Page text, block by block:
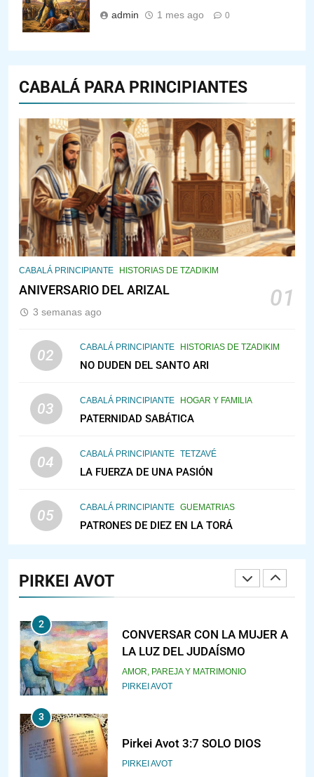
CABALÁ PARA PRINCIPIANTES
CABALÁ PRINCIPIANTE HISTORIAS DE TZADIKIM
ANIVERSARIO DEL ARIZAL 01
3 semanas ago
02 CABALÁ PRINCIPIANTE HISTORIAS DE TZADIKIM
NO DUDEN DEL SANTO ARI
03 CABALÁ PRINCIPIANTE HOGAR Y FAMILIA
PATERNIDAD SABÁTICA
04 CABALÁ PRINCIPIANTE TETZAVÉ
LA FUERZA DE UNA PASIÓN
05 CABALÁ PRINCIPIANTE GUEMATRIAS
PATRONES DE DIEZ EN LA TORÁ
PIRKEI AVOT
144
¿QUIÉN ES SABIO? EL QUE VE
LO QUE VA A NACER
PENSAMIENTO JUDÍO PIRKEI AVOT
145
CABALÁ Y JASIDUT: EL
CONSEJO DE LOS PADRES
146
VEAMOS ¿POR QUÉ
IEHOSHÚA? Y LA QUEJA DE LAS
1
2
CONVERSAR CON LA MUJER A
LA LUZ DEL JUDAÍSMO
AMOR, PAREJA Y MATRIMONIO
PIRKEI AVOT
3
Pirkei Avot 3:7 SOLO DIOS
PIRKEI AVOT
admin 1 mes ago 0